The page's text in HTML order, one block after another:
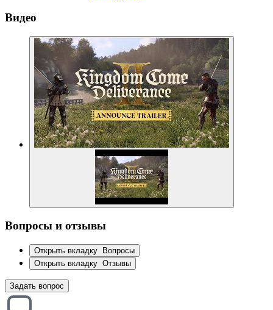
Видео
Вопросы и отзывы
Открыть вкладку
Вопросы
Открыть вкладку Отзывы
Задать вопрос